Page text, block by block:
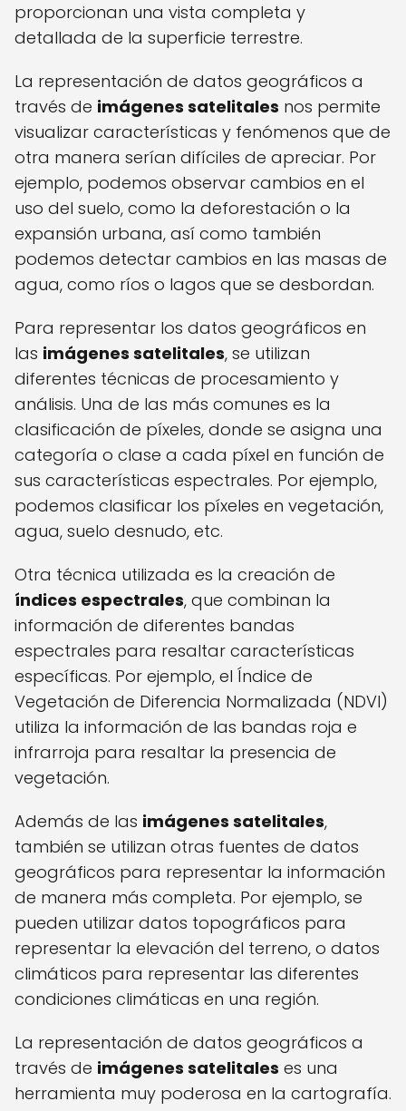
proporcionan una vista completa y
detallada de la superficie terrestre.
La representación de datos geográficos a
través de imágenes satelitales nos permite
visualizar características y fenómenos que de
otra manera serían difíciles de apreciar. Por
ejemplo, podemos observar cambios en el
uso del suelo, como la deforestación o la
expansión urbana, así como también
podemos detectar cambios en las masas de
agua, como ríos o lagos que se desbordan.
Para representar los datos geográficos en
las imágenes satelitales, se utilizan
diferentes técnicas de procesamiento y
análisis. Una de las más comunes es la
clasificación de píxeles, donde se asigna una
categoría o clase a cada píxel en función de
sus características espectrales. Por ejemplo,
podemos clasificar los píxeles en vegetación,
agua, suelo desnudo, etc.
Otra técnica utilizada es la creación de
índices espectrales, que combinan la
información de diferentes bandas
espectrales para resaltar características
específicas. Por ejemplo, el Índice de
Vegetación de Diferencia Normalizada (NDVI)
utiliza la información de las bandas roja e
infrarroja para resaltar la presencia de
vegetación.
Además de las imágenes satelitales,
también se utilizan otras fuentes de datos
geográficos para representar la información
de manera más completa. Por ejemplo, se
pueden utilizar datos topográficos para
representar la elevación del terreno, o datos
climáticos para representar las diferentes
condiciones climáticas en una región.
La representación de datos geográficos a
través de imágenes satelitales es una
herramienta muy poderosa en la cartografía.